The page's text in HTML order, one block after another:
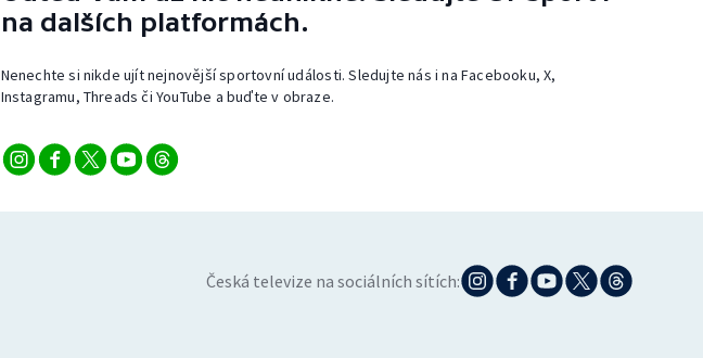
na dalších platformách.
Nenechte si nikde ujít nejnovější sportovní události. Sledujte nás i na Facebooku, X,
Instagramu, Threads či YouTube a buďte v obraze.
Česká televize na sociálních sítích: